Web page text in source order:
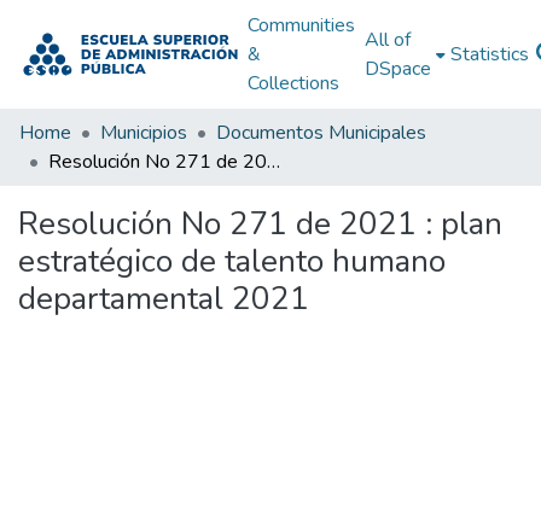
Communities
&
Collections
All of
DSpace
Statistics
Home Municipios
Documentos Municipales
Resolución No 271 de 2021 : plan estratégico de talento humano departamental 2021
Resolución No 271 de 2021 : plan
estratégico de talento humano
departamental 2021